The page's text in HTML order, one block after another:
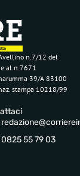
n.7/12 del
al n.7671
39/A 83100
stampa 10218/99
0825 55 79 03